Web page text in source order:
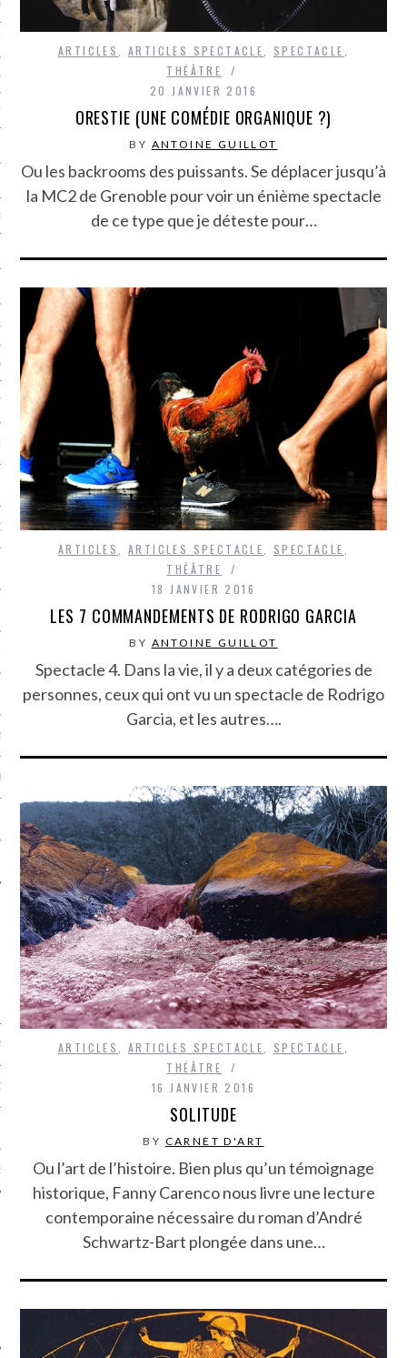
BONHEUR
GUERRE
EN VOD
CARAVELLE
PODCAST
SUIVEZ-NOUS
ARTICLES ARTICLES SPECTACLE SPECTACLE
THÉÂTRE
20 JANVIER 2016
ORESTIE (UNE COMÉDIE ORGANIQUE ?)
BY ANTOINE GUILLOT
Ou les backrooms des puissants. Se déplacer jusqu’à
la MC2 de Grenoble pour voir un énième spectacle
de ce type que je déteste pour…
ARTICLES ARTICLES SPECTACLE SPECTACLE
THÉÂTRE
18 JANVIER 2016
LES 7 COMMANDEMENTS DE RODRIGO GARCIA
BY ANTOINE GUILLOT
Spectacle 4. Dans la vie, il y a deux catégories de
personnes, ceux qui ont vu un spectacle de Rodrigo
Garcia, et les autres….
ARTICLES, ARTICLES SPECTACLE, SPECTACLE,
THÉÂTRE
16 JANVIER 2016
SOLITUDE
BY CARNET D'ART
Ou l’art de l’histoire. Bien plus qu’un témoignage
historique, Fanny Carenco nous livre une lecture
contemporaine nécessaire du roman d’André
Schwartz-Bart plongée dans une…